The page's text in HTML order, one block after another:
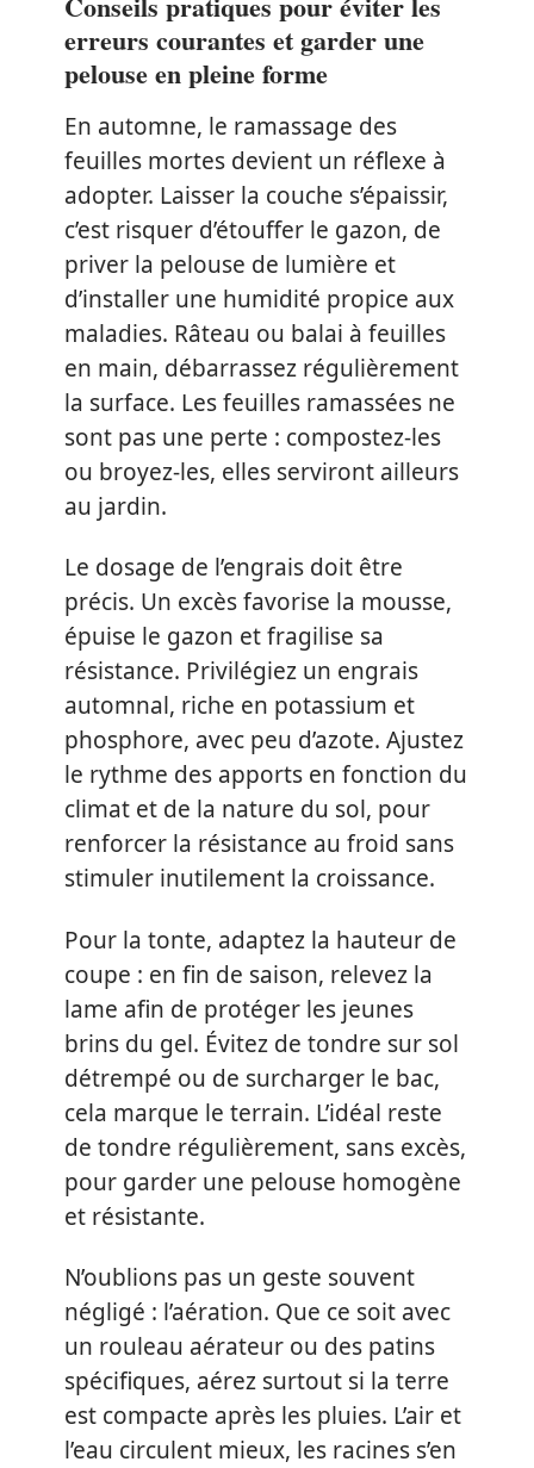
erreurs courantes et garder une
pelouse en pleine forme
En automne, le ramassage des
feuilles mortes devient un réflexe à
adopter. Laisser la couche s’épaissir,
c’est risquer d’étouffer le gazon, de
priver la pelouse de lumière et
d’installer une humidité propice aux
maladies. Râteau ou balai à feuilles
en main, débarrassez régulièrement
la surface. Les feuilles ramassées ne
sont pas une perte : compostez-les
ou broyez-les, elles serviront ailleurs
au jardin.
Le dosage de l’engrais doit être
précis. Un excès favorise la mousse,
épuise le gazon et fragilise sa
résistance. Privilégiez un engrais
automnal, riche en potassium et
phosphore, avec peu d’azote. Ajustez
le rythme des apports en fonction du
climat et de la nature du sol, pour
renforcer la résistance au froid sans
stimuler inutilement la croissance.
Pour la tonte, adaptez la hauteur de
coupe : en fin de saison, relevez la
lame afin de protéger les jeunes
brins du gel. Évitez de tondre sur sol
détrempé ou de surcharger le bac,
cela marque le terrain. L’idéal reste
de tondre régulièrement, sans excès,
pour garder une pelouse homogène
et résistante.
N’oublions pas un geste souvent
négligé : l’aération. Que ce soit avec
un rouleau aérateur ou des patins
spécifiques, aérez surtout si la terre
est compacte après les pluies. L’air et
l’eau circulent mieux, les racines s’en